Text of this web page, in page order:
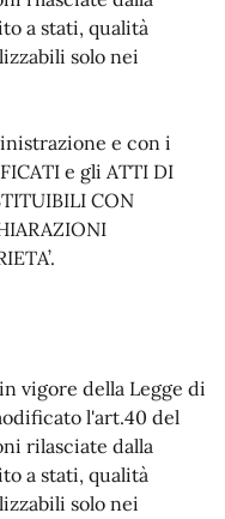
a stati, qualità
solo nei
e con i
e gli ATTI DI
CON
vigore della Legge di
l'art.40 del
rilasciate dalla
a stati, qualità
solo nei